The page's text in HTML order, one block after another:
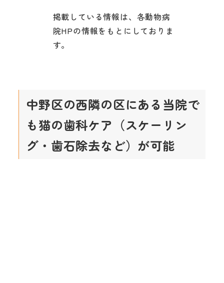
掲載している情報は、各動物病
院HPの情報をもとにしておりま
す。
中野区の西隣の区にある当院で
も猫の歯科ケア（スケーリン
グ・歯石除去など）が可能